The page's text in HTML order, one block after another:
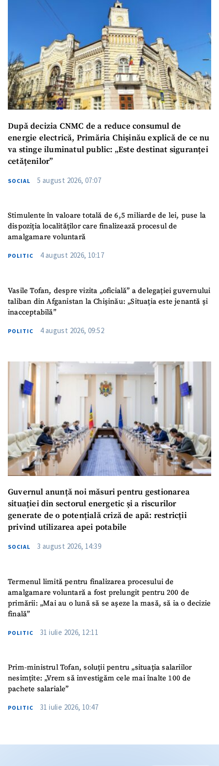
După decizia CNMC de a reduce consumul de
energie electrică, Primăria Chișinău explică de ce nu
va stinge iluminatul public: „Este destinat siguranței
cetățenilor”
SOCIAL 5 august 2026, 07:07
Stimulente în valoare totală de 6,5 miliarde de lei, puse la
dispoziția localităților care finalizează procesul de
amalgamare voluntară
POLITIC 4 august 2026, 10:17
Vasile Tofan, despre vizita „oficială” a delegației guvernului
taliban din Afganistan la Chișinău: „Situația este jenantă și
inacceptabilă”
POLITIC 4 august 2026, 09:52
Guvernul anunță noi măsuri pentru gestionarea
situației din sectorul energetic și a riscurilor
generate de o potențială criză de apă: restricții
privind utilizarea apei potabile
SOCIAL 3 august 2026, 14:39
Termenul limită pentru finalizarea procesului de
amalgamare voluntară a fost prelungit pentru 200 de
primării: „Mai au o lună să se așeze la masă, să ia o decizie
finală”
POLITIC 31 iulie 2026, 12:11
Prim-ministrul Tofan, soluții pentru „situația salariilor
nesimțite: „Vrem să investigăm cele mai înalte 100 de
pachete salariale”
POLITIC 31 iulie 2026, 10:47